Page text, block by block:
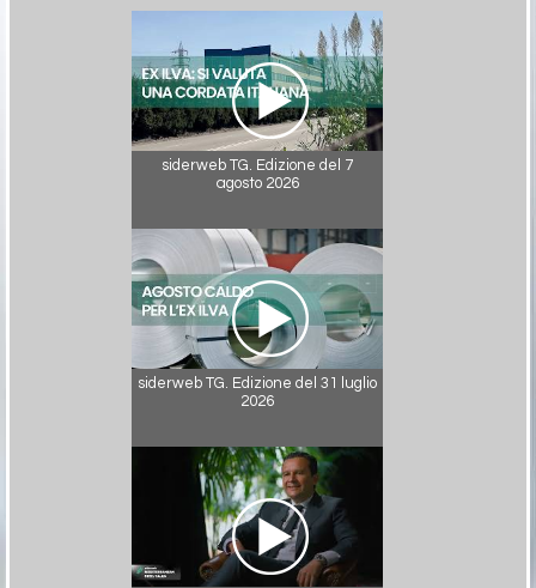
siderweb TG. Edizione del 7
agosto 2026
siderweb TG. Edizione del 31 luglio
2026